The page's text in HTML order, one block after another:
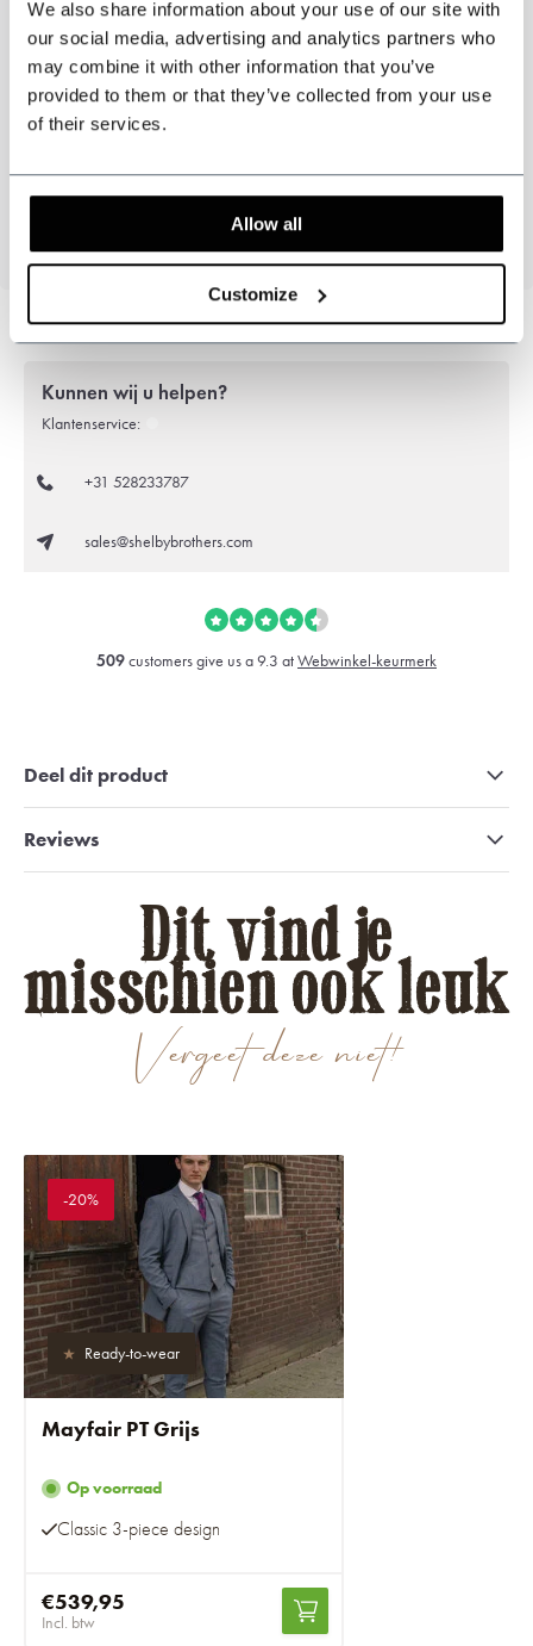
We also share information about your use of our site with
our social media, advertising and analytics partners who
may combine it with other information that you’ve
provided to them or that they’ve collected from your use
of their services.
Allow all
Customize
Driedelig jack, gilet en broek.
3-delig pakPT Grey.
Geïnspireerd door de Peaky Blinders
Kleur: Grijs/blauw
Kunnen wij u helpen?
Klantenservice:
+31 528233787
sales@shelbybrothers.com
509customers give us a 9.3 atWebwinkel-keurmerk
Deel dit product
Reviews
Vergeet deze niet!
Dit vind je
misschien ook leuk
-20%
Ready-to-wear
Mayfair PT Grijs
Op voorraad
Classic 3-piece design
€539,95
Incl. btw